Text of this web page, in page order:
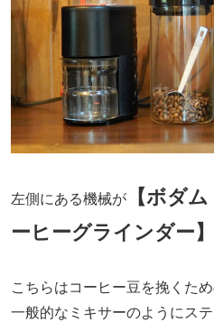
左側にある機械が
【ボダ
ーヒーグラインダー】
こちらはコーヒー豆を挽くた
一般的なミキサーのようにス